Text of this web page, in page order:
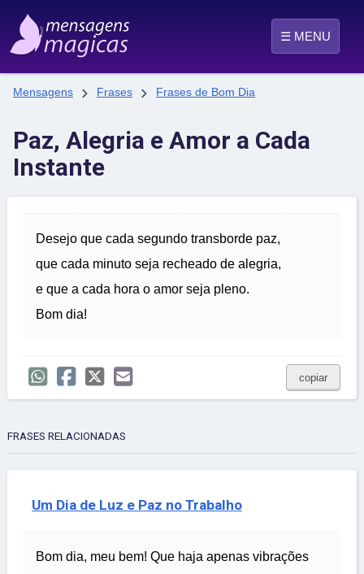
☰ MENU
Mensagens  Frases  Frases de Bom Dia
Paz, Alegria e Amor a Cada
Instante
Desejo que cada segundo transborde paz,
que cada minuto seja recheado de alegria,
e que a cada hora o amor seja pleno.
Bom dia!
copiar
FRASES RELACIONADAS
Um Dia de Luz e Paz no Trabalho
Bom dia, meu bem! Que haja apenas vibrações